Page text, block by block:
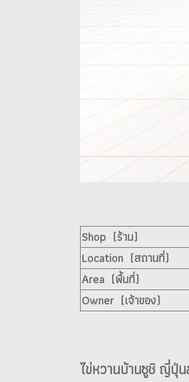
Shop (ร้าน)
Location (สถานที่)
Area (พื้นที่)
Owner (เจ้าของ)
ไข่หวานบ้านซูชิ ญี่ปุ่